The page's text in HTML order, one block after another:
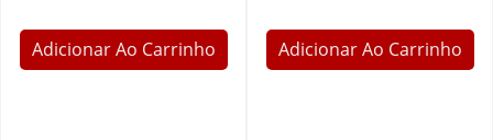
Adicionar Ao Carrinho Adicionar Ao Carrinho